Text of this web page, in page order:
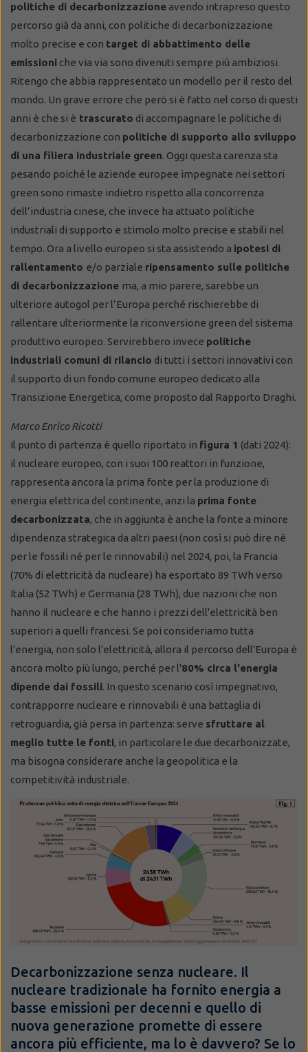
politiche di decarbonizzazione avendo intrapreso questo
percorso già da anni, con politiche di decarbonizzazione
molto precise e con target di abbattimento delle
emissioni che via via sono divenuti sempre più ambiziosi.
Ritengo che abbia rappresentato un modello per il resto del
mondo. Un grave errore che però si è fatto nel corso di questi
anni è che si è trascurato di accompagnare le politiche di
decarbonizzazione con politiche di supporto allo sviluppo
di una filiera industriale green. Oggi questa carenza sta
pesando poiché le aziende europee impegnate nei settori
green sono rimaste indietro rispetto alla concorrenza
dell’industria cinese, che invece ha attuato politiche
industriali di supporto e stimolo molto precise e stabili nel
tempo. Ora a livello europeo si sta assistendo a ipotesi di
rallentamento e/o parziale ripensamento sulle politiche
di decarbonizzazione ma, a mio parere, sarebbe un
ulteriore autogol per l’Europa perché rischierebbe di
rallentare ulteriormente la riconversione green del sistema
produttivo europeo. Servirebbero invece politiche
industriali comuni di rilancio di tutti i settori innovativi con
il supporto di un fondo comune europeo dedicato alla
Transizione Energetica, come proposto dal Rapporto Draghi.
Marco Enrico Ricotti
Il punto di partenza è quello riportato in figura 1 (dati 2024):
il nucleare europeo, con i suoi 100 reattori in funzione,
rappresenta ancora la prima fonte per la produzione di
energia elettrica del continente, anzi la prima fonte
decarbonizzata, che in aggiunta è anche la fonte a minore
dipendenza strategica da altri paesi (non così si può dire né
per le fossili né per le rinnovabili) nel 2024, poi, la Francia
(70% di elettricità da nucleare) ha esportato 89 TWh verso
Italia (52 TWh) e Germania (28 TWh), due nazioni che non
hanno il nucleare e che hanno i prezzi dell'elettricità ben
superiori a quelli francesi. Se poi consideriamo tutta
l'energia, non solo l'elettricità, allora il percorso dell'Europa è
ancora molto più lungo, perché per l'80% circa l'energia
dipende dai fossili. In questo scenario così impegnativo,
contrapporre nucleare e rinnovabili è una battaglia di
retroguardia, già persa in partenza: serve sfruttare al
meglio tutte le fonti, in particolare le due decarbonizzate,
ma bisogna considerare anche la geopolitica e la
competitività industriale.
Decarbonizzazione senza nucleare. Il
nucleare tradizionale ha fornito energia a
basse emissioni per decenni e quello di
nuova generazione promette di essere
ancora più efficiente, ma lo è davvero? Se lo